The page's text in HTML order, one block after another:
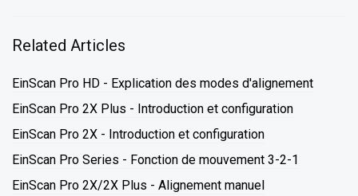
Related Articles
EinScan Pro HD - Explication des modes d'alignement
EinScan Pro 2X Plus - Introduction et configuration
EinScan Pro 2X - Introduction et configuration
EinScan Pro Series - Fonction de mouvement 3-2-1
EinScan Pro 2X/2X Plus - Alignement manuel